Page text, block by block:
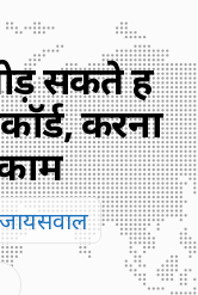
सकते हैं
करना